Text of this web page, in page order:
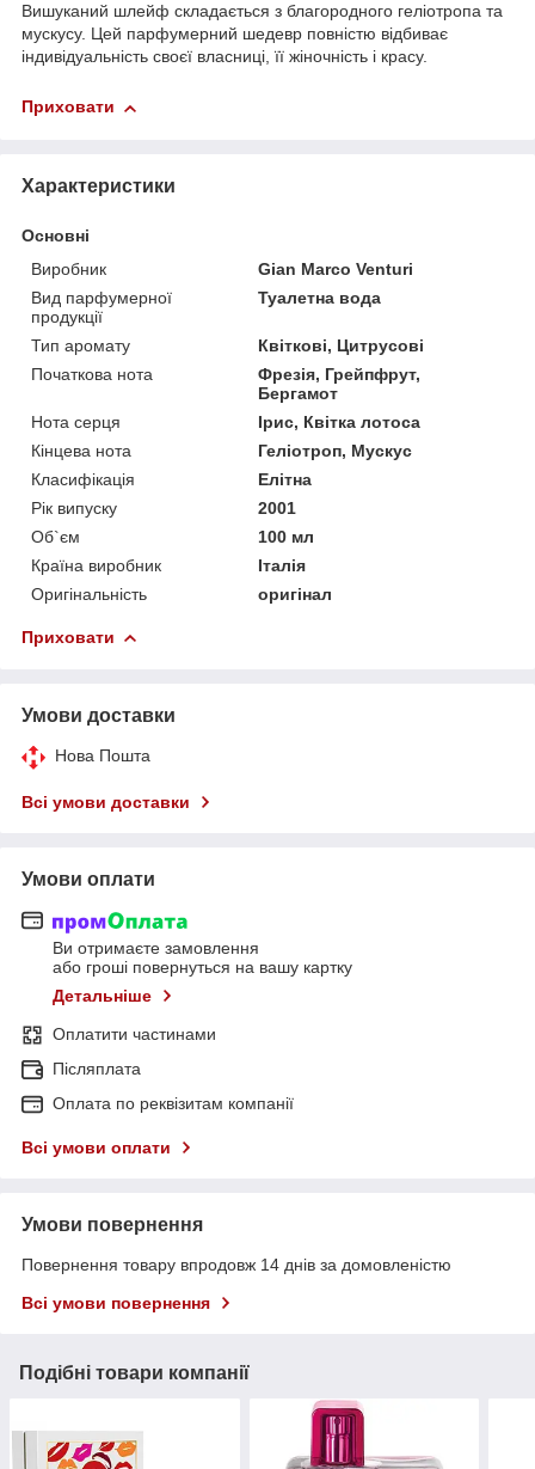
Вишуканий шлейф складається з благородного геліотропа та
мускусу. Цей парфумерний шедевр повністю відбиває
індивідуальність своєї власниці, її жіночність і красу.
Приховати
Характеристики
Основні
Виробник
Gian Marco Venturi
Вид парфумерної
продукції
Туалетна вода
Тип аромату
Квіткові, Цитрусові
Початкова нота
Фрезія, Грейпфрут,
Бергамот
Нота серця
Ірис, Квітка лотоса
Кінцева нота
Геліотроп, Мускус
Класифікація
Елітна
Рік випуску
2001
Об`єм
100 мл
Країна виробник
Італія
Оригінальність
оригінал
Приховати
Умови доставки
Нова Пошта
Всі умови доставки
Умови оплати
Ви отримаєте замовлення
або гроші повернуться на вашу картку
Детальніше
Оплатити частинами
Післяплата
Оплата по реквізитам компанії
Всі умови оплати
Умови повернення
Повернення товару впродовж 14 днів за домовленістю
Всі умови повернення
Подібні товари компанії